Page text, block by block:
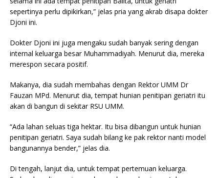
sepertinya perlu dipikirkan,” jelas pria yang akrab disapa dokter
Djoni ini.
Dokter Djoni ini juga mengaku sudah banyak sering dengan
internal keluarga besar Muhammadiyah. Menurut dia, mereka
merespon secara positif.
Makanya, dia sudah membahas dengan Rektor UMM Dr
Fauzan MPd. Menurut dia, tempat hunian penitipan geriatri itu
akan di bangun di sekitar RSU UMM.
“Ada lahan seluas tiga hektar. Itu bisa dibangun untuk hunian
penitipan geriatri. Saya sudah bilang ke pak rektor nanti model
bangunannya bender,” jelas dia.
Di tengah, lanjut dia, untuk tempat pertemuan keluarga.